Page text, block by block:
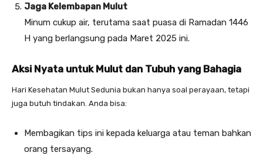
Jaga Kelembapan Mulut
Minum cukup air, terutama saat puasa di Ramadan 1446
H yang berlangsung pada Maret 2025 ini.
Aksi Nyata untuk Mulut dan Tubuh yang Bahagia
Hari Kesehatan Mulut Sedunia bukan hanya soal perayaan, tetapi
juga butuh tindakan. Anda bisa:
Membagikan tips ini kepada keluarga atau teman bahkan
orang tersayang.